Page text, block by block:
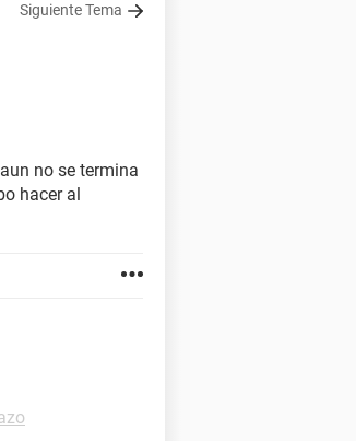
Siguiente Tema
no se termina
hacer al